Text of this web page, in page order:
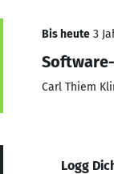
Bis heute 3
Carl Thiem
Logg